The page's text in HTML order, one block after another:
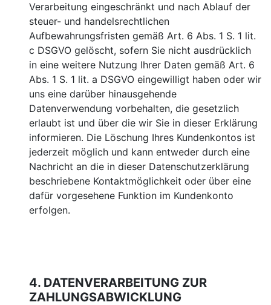
Verarbeitung eingeschränkt und nach Ablauf der
steuer- und handelsrechtlichen
Aufbewahrungsfristen gemäß Art. 6 Abs. 1 S. 1 lit.
c DSGVO gelöscht, sofern Sie nicht ausdrücklich
in eine weitere Nutzung Ihrer Daten gemäß Art. 6
Abs. 1 S. 1 lit. a DSGVO eingewilligt haben oder wir
uns eine darüber hinausgehende
Datenverwendung vorbehalten, die gesetzlich
erlaubt ist und über die wir Sie in dieser Erklärung
informieren. Die Löschung Ihres Kundenkontos ist
jederzeit möglich und kann entweder durch eine
Nachricht an die in dieser Datenschutzerklärung
beschriebene Kontaktmöglichkeit oder über eine
dafür vorgesehene Funktion im Kundenkonto
erfolgen.
4. DATENVERARBEITUNG ZUR
ZAHLUNGSABWICKLUNG